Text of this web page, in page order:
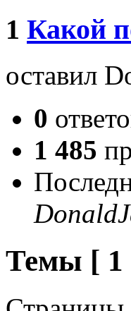
1 Какой
оставил
0
1 485
Темы [ 1